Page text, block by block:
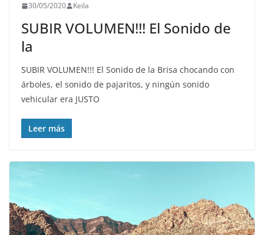
30/05/2020 Keila
SUBIR VOLUMEN!!! El Sonido de
la
SUBIR VOLUMEN!!! El Sonido de la Brisa chocando con
árboles, el sonido de pajaritos, y ningún sonido
vehicular era JUSTO
Leer más